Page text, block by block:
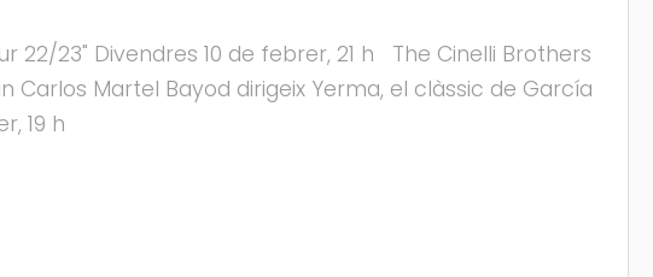
22/23" Divendres 10 de febrer, 21 h The Cinelli Brothers
Carlos Martel Bayod dirigeix Yerma, el clàssic de García
19 h